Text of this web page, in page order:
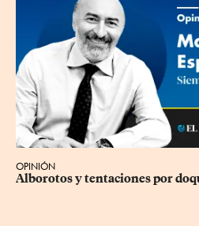
OPINIÓN
Alborotos y tentaciones por